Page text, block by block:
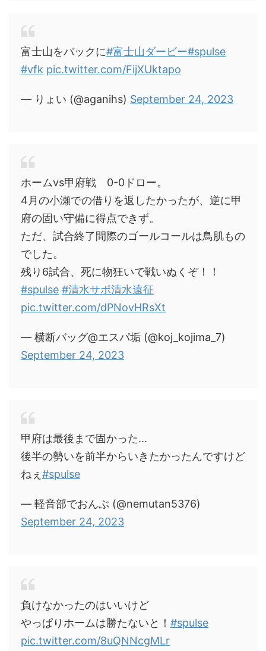
富士山をバックに#富士山ダービー#spulse
#vfk pic.twitter.com/FijXUktapo
— りょい (@aganihs) September 24, 2023
ホームvs甲府戦 0-0ドロー。
4月の小瀬での借りを返したかったが、逆に甲
府の固い守備に得点できず。
ただ、試合終了間際のゴールコールは鳥肌もの
でした。
残り6試合、死に物狂いで戦いぬくぞ！！
#spulse #清水サポ清水遠征
pic.twitter.com/dPNovHRsXt
— 横断バッグ@エスパ垢 (@koj_kojima_7)
September 24, 2023
甲府は最後まで固かった...
後半の勢いを前半からいきたかったんですけど
ねぇ #spulse
— 軽音部でおんぶ (@nemutan5376)
September 24, 2023
負けなかったのはいいけど
やっぱりホームは勝たないと！ #spulse
pic.twitter.com/8uQNNcgMLr